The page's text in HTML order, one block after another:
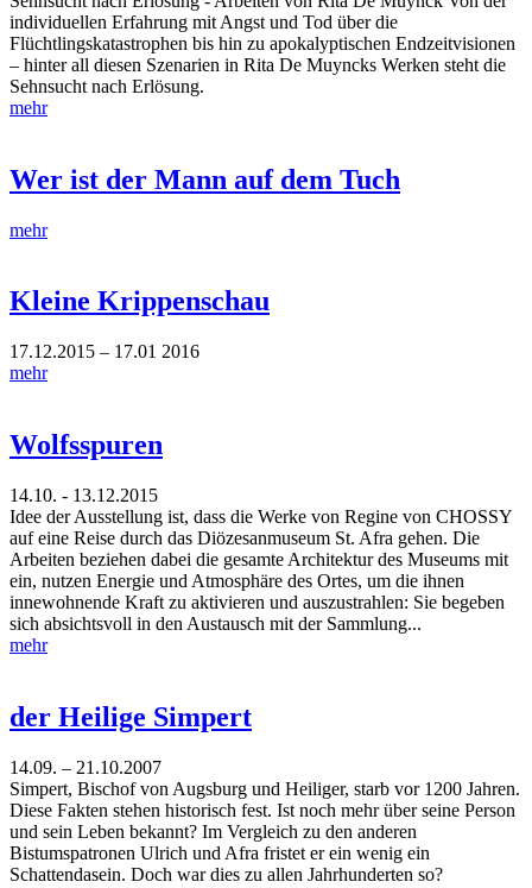
individuellen Erfahrung mit Angst und Tod über die
Flüchtlingskatastrophen bis hin zu apokalyptischen Endzeitvisionen
– hinter all diesen Szenarien in Rita De Muyncks Werken steht die
Sehnsucht nach Erlösung.
mehr
Wer ist der Mann auf dem Tuch
mehr
Kleine Krippenschau
17.12.2015 – 17.01 2016
mehr
Wolfsspuren
14.10. - 13.12.2015
Idee der Ausstellung ist, dass die Werke von Regine von CHOSSY
auf eine Reise durch das Diözesanmuseum St. Afra gehen. Die
Arbeiten beziehen dabei die gesamte Architektur des Museums mit
ein, nutzen Energie und Atmosphäre des Ortes, um die ihnen
innewohnende Kraft zu aktivieren und auszustrahlen: Sie begeben
sich absichtsvoll in den Austausch mit der Sammlung...
mehr
der Heilige Simpert
14.09. – 21.10.2007
Simpert, Bischof von Augsburg und Heiliger, starb vor 1200 Jahren.
Diese Fakten stehen historisch fest. Ist noch mehr über seine Person
und sein Leben bekannt? Im Vergleich zu den anderen
Bistumspatronen Ulrich und Afra fristet er ein wenig ein
Schattendasein. Doch war dies zu allen Jahrhunderten so?